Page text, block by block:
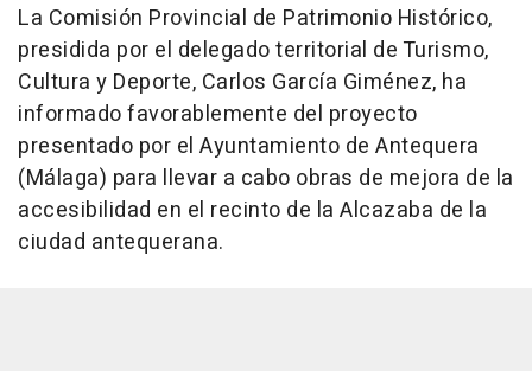
La Comisión Provincial de Patrimonio Histórico,
presidida por el delegado territorial de Turismo,
Cultura y Deporte, Carlos García Giménez, ha
informado favorablemente del proyecto
presentado por el Ayuntamiento de Antequera
(Málaga) para llevar a cabo obras de mejora de la
accesibilidad en el recinto de la Alcazaba de la
ciudad antequerana.